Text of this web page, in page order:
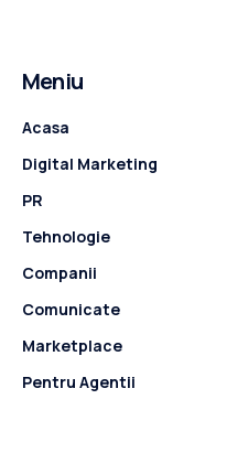
Meniu
Acasa
Digital Marketing
PR
Tehnologie
Companii
Comunicate
Marketplace
Pentru Agentii